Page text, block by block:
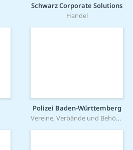
Schwarz Corporate Solutions
Handel
Polizei Baden-Württemberg
Vereine, Verbände und Behörden